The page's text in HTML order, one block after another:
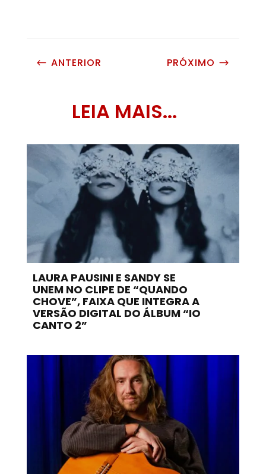
# ANTERIOR PRÓXIMO $
LEIA MAIS...
LAURA PAUSINI E SANDY SE
UNEM NO CLIPE DE “QUANDO
CHOVE”, FAIXA QUE INTEGRA A
VERSÃO DIGITAL DO ÁLBUM “IO
CANTO 2”